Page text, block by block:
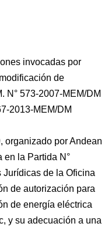
invocadas por
de
N° 573-2007-MEM/DM
2013-MEM/DM
organizado por Andean
en la Partida N°
Jurídicas de la Oficina
de autorización para
de energía eléctrica
y su adecuación a una